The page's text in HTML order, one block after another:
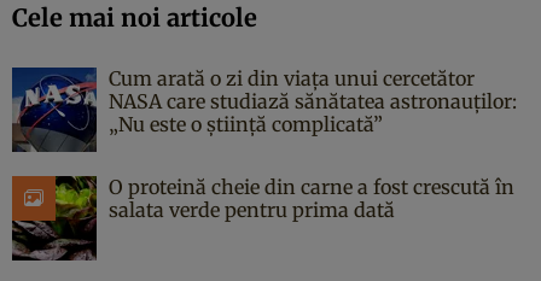
Cele mai noi articole
Cum arată o zi din viața unui cercetător
NASA care studiază sănătatea astronauților:
„Nu este o știință complicată”
O proteină cheie din carne a fost crescută în
salata verde pentru prima dată